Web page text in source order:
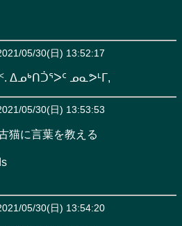
05/30(日) 13:52:17
ᐃᓄᒃᑎᑑᕐᐳᑦ ᓄᓇᕗᒻᒥ,
05/30(日) 13:53:53
猫に言葉を教える
05/30(日) 13:54:20